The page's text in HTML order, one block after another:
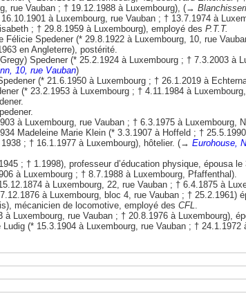
rue Vauban ; † 19.12.1988 à Luxembourg), (→
à Luxembourg, rue Vauban ; † 13.7.1974 à
; † 29.8.1959 à Luxembourg), employé des P.T.T.
Félicie Spedener (* 29.8.1922 à Luxembourg, 10, rue
en Angleterre), postérité.
Spedener (* 25.2.1924 à Luxembourg ; † 7.3.2003 à
10, rue Vauban)
(* 21.6.1950 à Luxembourg ; † 26.1.2019 à
(* 23.2.1953 à Luxembourg ; † 4.11.1984 à
à Luxembourg, rue Vauban ; † 6.3.1975 à
Madeleine Marie Klein (* 3.3.1907 à Hoffeld ; †
1938 ; † 16.1.1977 à Luxembourg), hôtelier. (→ Eurohouse,
; † 1.1998), professeur d’éducation physique, épousa
à Luxembourg ; † 8.7.1988 à Luxembourg, Pfaffenthal).
à Luxembourg, 22, rue Vauban ; † 6.4.1875 à
à Luxembourg, bloc 4, rue Vauban ; † 25.2.1961)
mécanicien de locomotive, employé des CFL.
à Luxembourg, rue Vauban ; † 20.8.1976 à Luxembourg),
Ludig (* 15.3.1904 à Luxembourg, rue Vauban ; †